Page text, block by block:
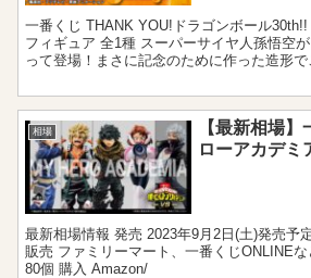
一番くじ THANK YOU!ドラゴンボール
フィギュア 全1種 スーパーサイヤ人孫悟空
って登場！まさに記念のために作った造形
相場
【最新相場
ローアカデミ
最新相場情報 発売 2023年9月2日(土)発売予
販売 ファミリーマート、一番くじONLINE
80個 購入 Amazon/